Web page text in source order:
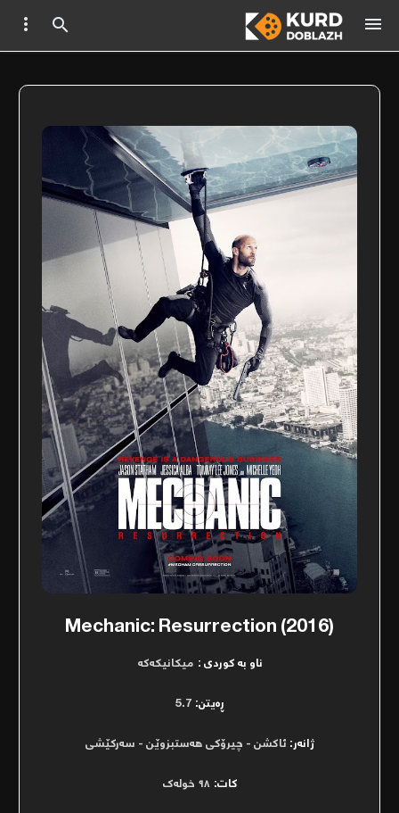



Mechanic: Resurrection (2016)
ناو بە کوردی : میکانیکەکە
ڕەیتن: 5.7
ژانەر: ئاكشن - چیرۆكی هه‌ستبزوێن - سەرکێشی
کات: ٩٨ خولەک